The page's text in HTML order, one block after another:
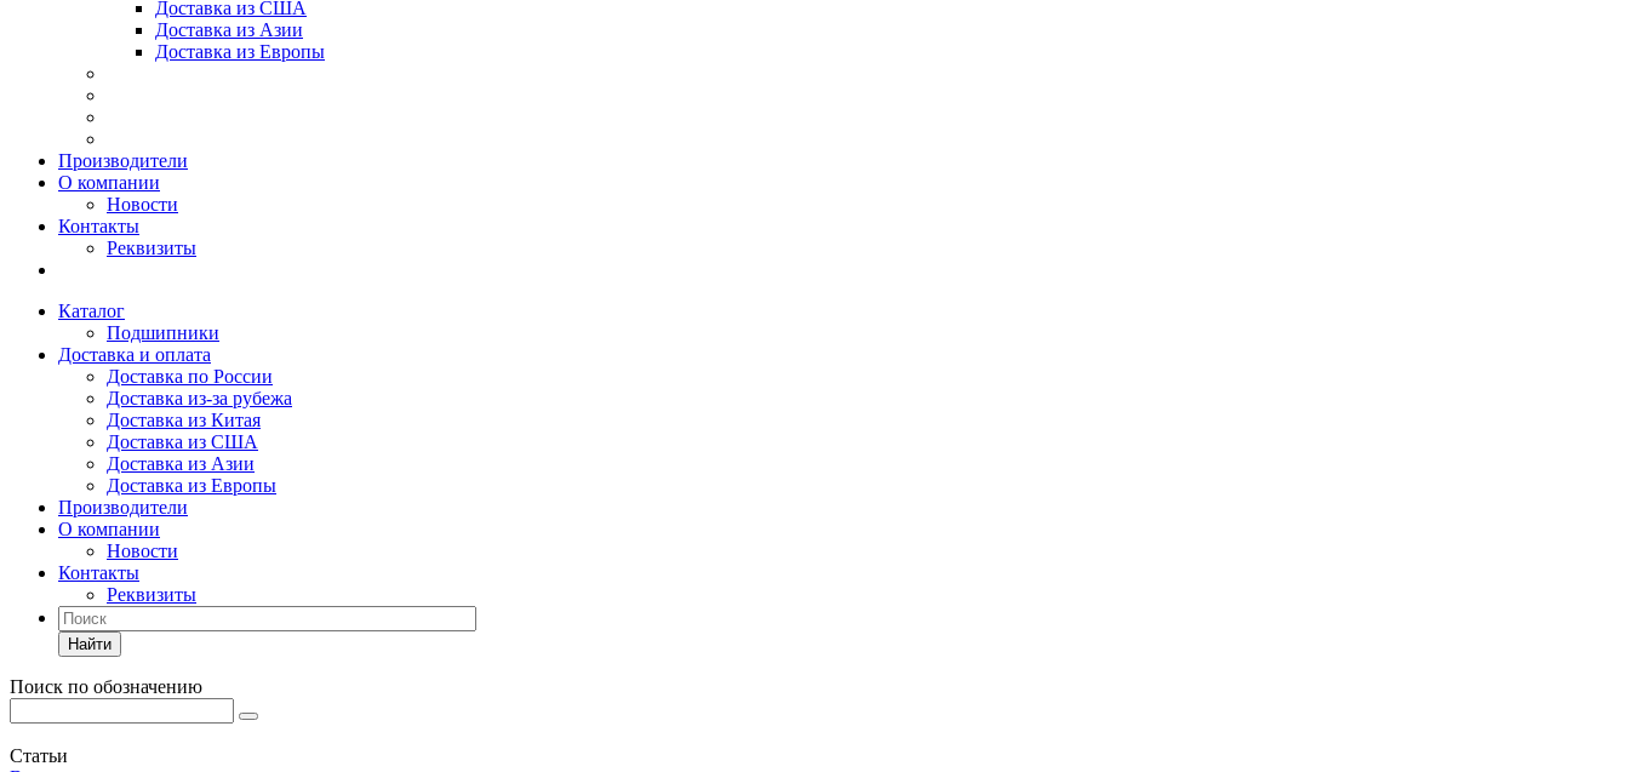
Доставка из США
Доставка из Азии
Доставка из Европы
Производители
О компании
Новости
Контакты
Реквизиты
Каталог
Подшипники
Доставка и оплата
Доставка по России
Доставка из-за рубежа
Доставка из Китая
Доставка из США
Доставка из Азии
Доставка из Европы
Производители
О компании
Новости
Контакты
Реквизиты
Найти
Поиск по обозначению
Статьи